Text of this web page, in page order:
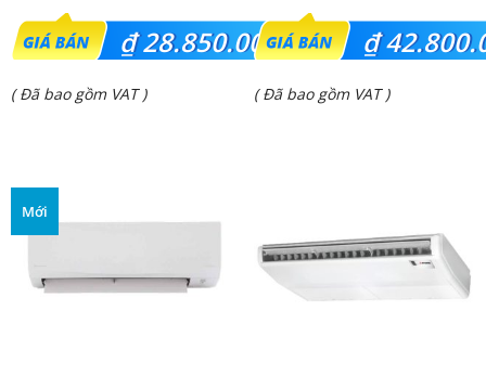
Giá
gốc
là:
₫28.850.000
Giá
₫ 28.850.000.
( Đã bao gồm VAT )
Giá
gốc
là:
₫
Giá
₫ 42.800.000.
( Đã bao gồm VAT )
Mới